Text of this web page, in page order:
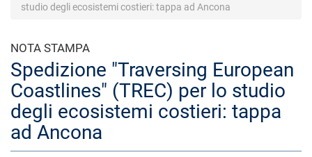
studio degli ecosistemi costieri: tappa ad Ancona
NOTA STAMPA
Spedizione "Traversing European
Coastlines" (TREC) per lo studio
degli ecosistemi costieri: tappa
ad Ancona